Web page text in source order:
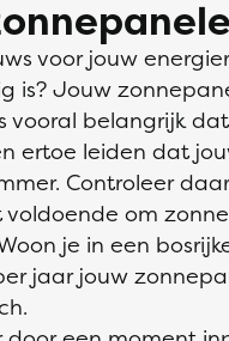
voor jouw
is? Jouw
belangrijk
ertoe leiden dat
Controleer
om
je in een
jaar jouw